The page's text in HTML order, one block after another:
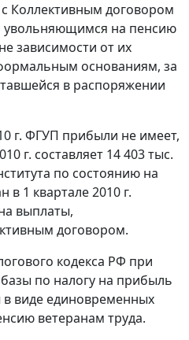
Коллективным договором
увольняющимся на пенсию
зависимости от их
основаниям, за
в распоряжении
г. ФГУП прибыли не имеет,
г. составляет 14 403 тыс.
по состоянию на
в 1 квартале 2010 г.
выплаты,
договором.
кодекса РФ при
по налогу на прибыль
виде единовременных
ветеранам труда.